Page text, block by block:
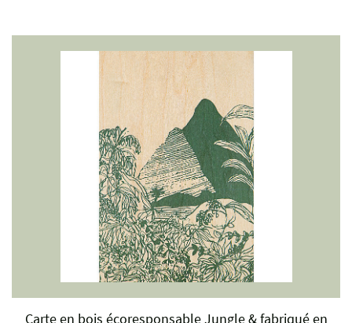
Carte en bois écoresponsable Jungle & fabriqué en